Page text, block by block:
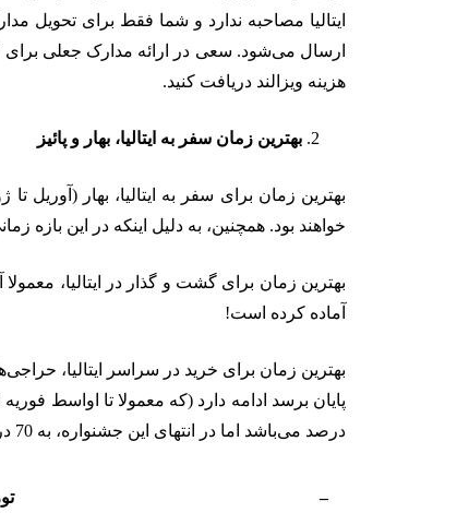
ارسال می‌شود. سعی در ارائه مدارک جعلی برای
هزینه ویزالند دریافت کنید.
بهترین زمان سفر به ایتالیا، بهار و پائیز
بهترین زمان برای سفر به ایتالیا، بهار (آوریل
خواهند بود. همچنین، به دلیل اینکه در این
بهترین زمان برای گشت و گذار در ایتالیا،
آماده کرده است!
بهترین زمان برای خرید در سراسر ایتالیا،
درصد می‌باشد اما در انتهای این جشنواره، به 70 درصد و یا بالاتر هم می‌رسد.
–